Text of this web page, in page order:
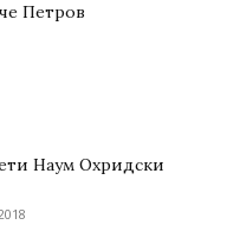
Петров
Наум Охридски